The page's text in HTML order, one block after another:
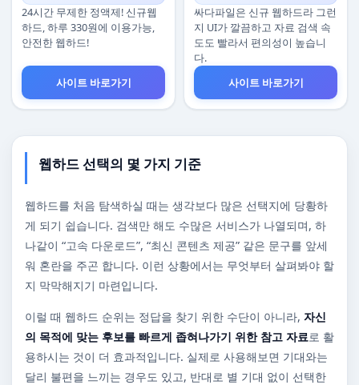
24시간 무제한 정액제! 신규웹
하드, 하루 330원에 이용가능,
안전한 웹하드!
사이트 바로가기
싸다파일은 신규 웹하드라 그런
지 UI가 깔끔하고 자료 검색 속
도도 빨라서 편의성이 높습니
다.
사이트 바로가기
웹하드 선택의 몇 가지 기준
웹하드를 처음 탐색하실 때는 생각보다 많은 선택지에 당황하
게 되기 쉽습니다. 검색만 해도 수많은 서비스가 나열되며, 하
나같이 “고속 다운로드”, “최신 콘텐츠 제공” 같은 문구를 앞세
워 혼란을 주곤 합니다. 이런 상황에서는 무엇부터 살펴봐야 할
지 막막해지기 마련입니다.
이럴 때 웹하드 순위는 정답을 찾기 위한 수단이 아니라, 자신
의 목적에 맞는 후보를 빠르게 좁혀나가기 위한 참고 자료로 활
용하시는 것이 더 효과적입니다. 실제로 사용해보면 기대와는
달리 불편을 느끼는 경우도 있고, 반대로 별 기대 없이 선택한